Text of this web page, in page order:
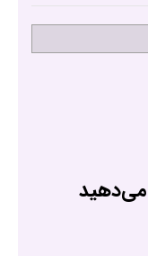
می‌دهید